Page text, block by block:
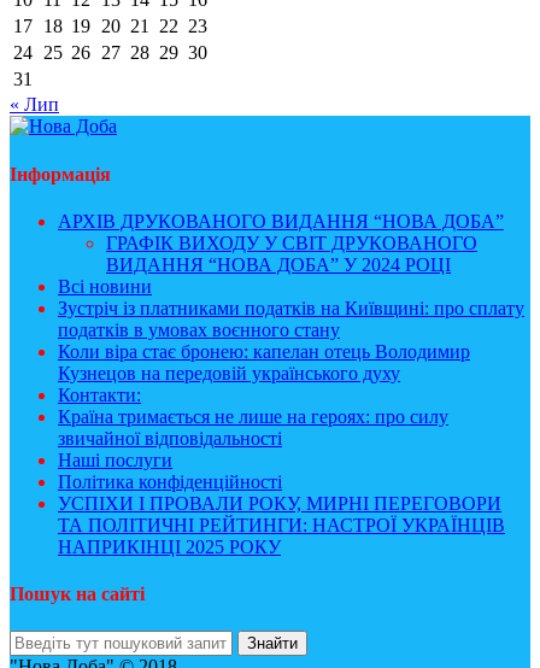
17 18 19 20 21 22 23
24 25 26 27 28 29 30
31
« Лип
Інформація
АРХІВ ДРУКОВАНОГО ВИДАННЯ “НОВА ДОБА”
ГРАФІК ВИХОДУ У СВІТ ДРУКОВАНОГО
ВИДАННЯ “НОВА ДОБА” У 2024 РОЦІ
Всі новини
Зустріч із платниками податків на Київщині: про сплату
податків в умовах воєнного стану
Коли віра стає бронею: капелан отець Володимир
Кузнецов на передовій українського духу
Контакти:
Країна тримається не лише на героях: про силу
звичайної відповідальності
Наші послуги
Політика конфіденційності
УСПІХИ І ПРОВАЛИ РОКУ, МИРНІ ПЕРЕГОВОРИ
ТА ПОЛІТИЧНІ РЕЙТИНГИ: НАСТРОЇ УКРАЇНЦІВ
НАПРИКІНЦІ 2025 РОКУ
Пошук на сайті